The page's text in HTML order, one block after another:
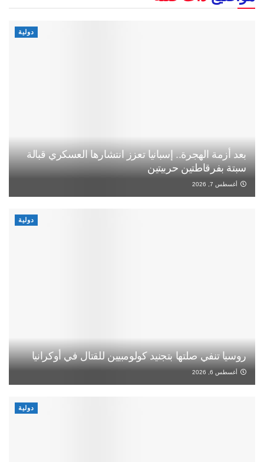
دولية
بعد أزمة الهجرة.. إسبانيا تعزز انتشارها العسكري قبالة
سبتة بفرقاطتين حربيتين
أغسطس 7, 2026
دولية
روسيا تنفي صلتها بتجنيد كولومبيين للقتال في أوكرانيا
أغسطس 6, 2026
دولية